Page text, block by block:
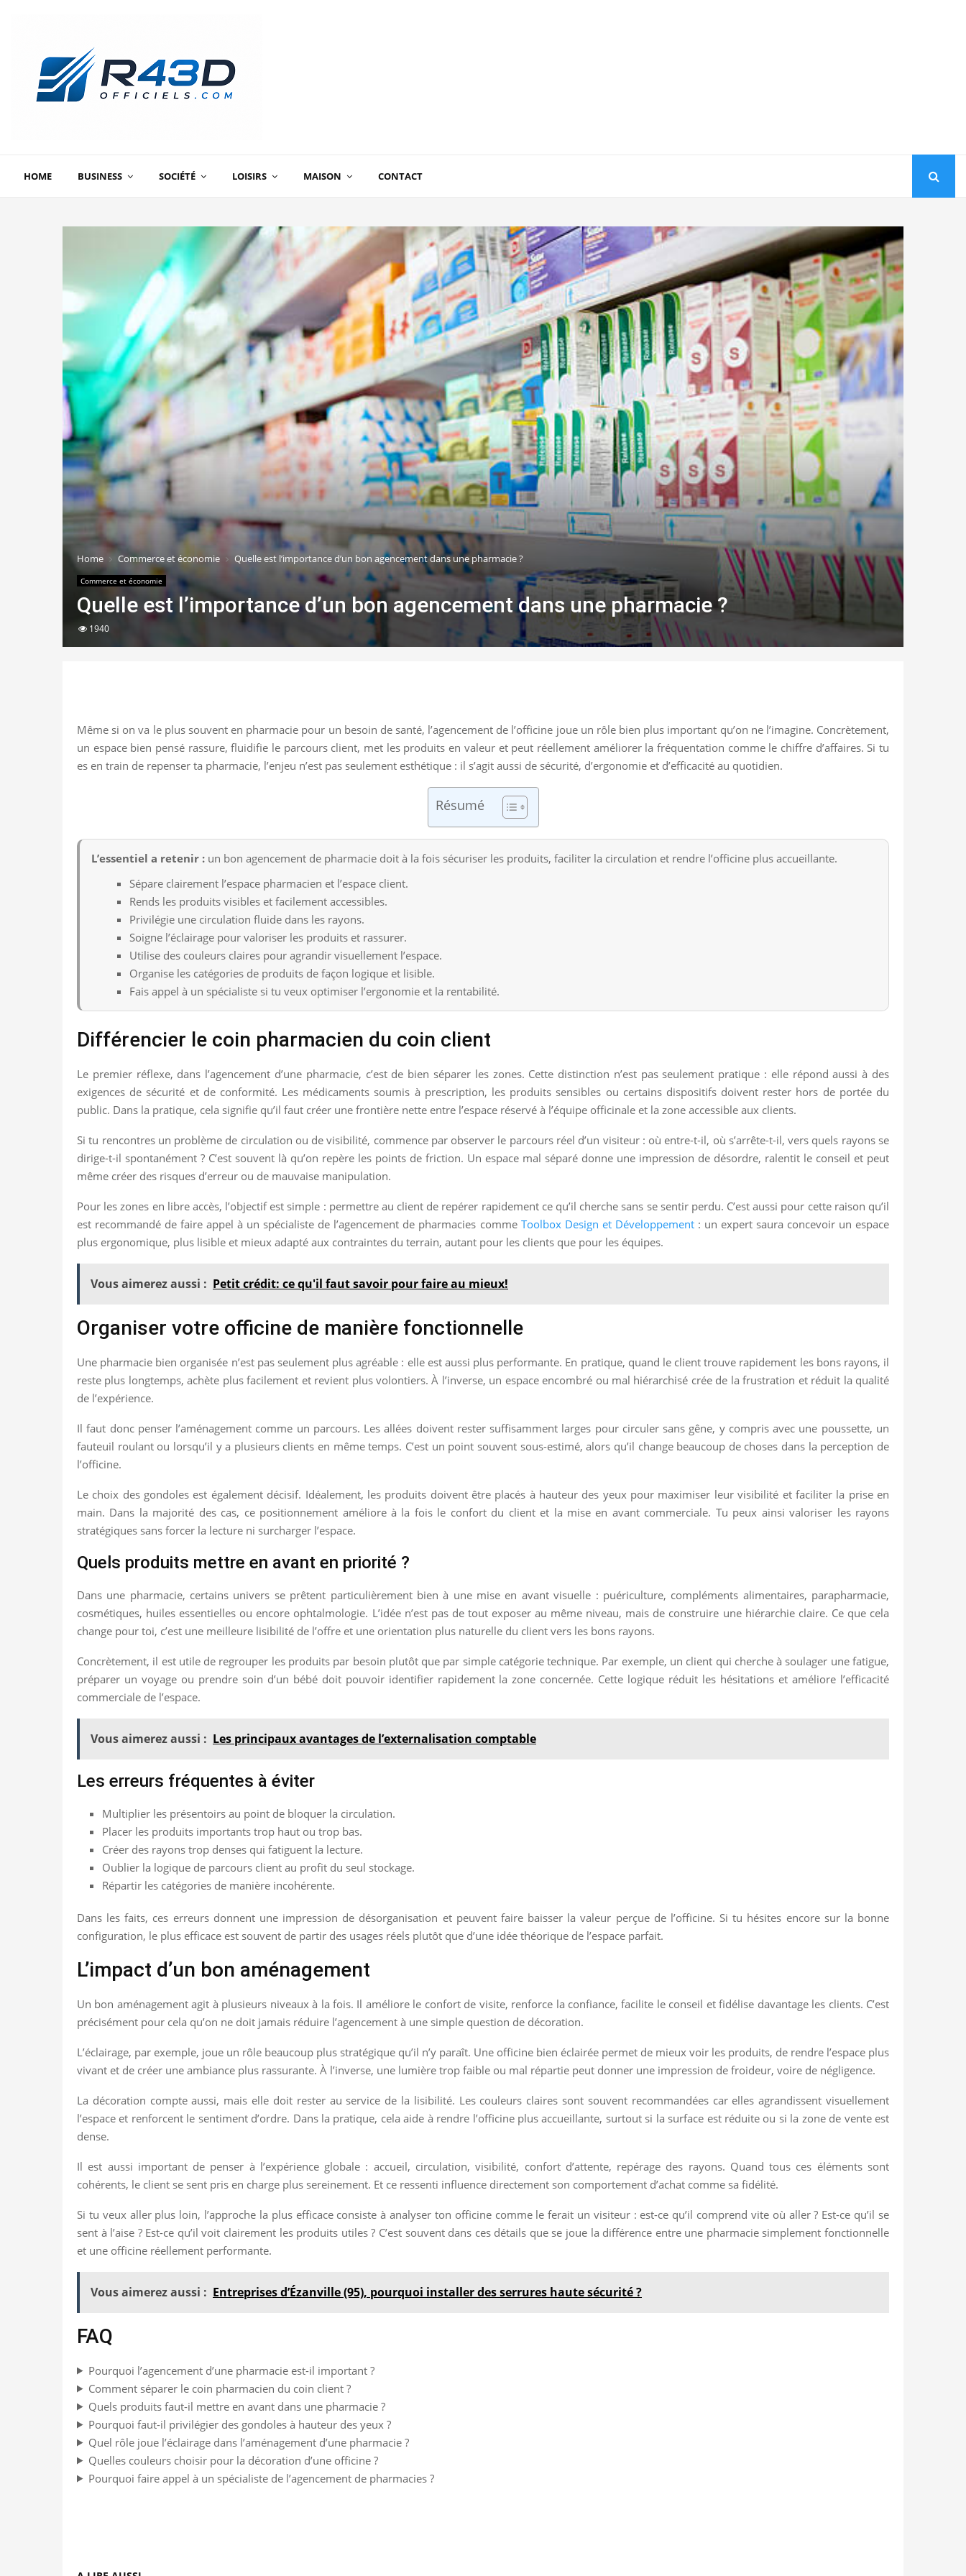
HOME BUSINESS SOCIÉTÉ LOISIRS MAISON CONTACT
Home Commerce et économie Quelle est l’importance d’un bon agencement dans une pharmacie ?
Commerce et économie
Quelle est l’importance d’un bon agencement dans une pharmacie ?
1940
Même si on va le plus souvent en pharmacie pour un besoin de santé, l’agencement de l’officine joue un rôle bien plus important qu’on ne l’imagine. Concrètement,
un espace bien pensé rassure, fluidifie le parcours client, met les produits en valeur et peut réellement améliorer la fréquentation comme le chiffre d’affaires. Si tu
es en train de repenser ta pharmacie, l’enjeu n’est pas seulement esthétique : il s’agit aussi de sécurité, d’ergonomie et d’efficacité au quotidien.
Résumé
L’essentiel a retenir : un bon agencement de pharmacie doit à la fois sécuriser les produits, faciliter la circulation et rendre l’officine plus accueillante.
Sépare clairement l’espace pharmacien et l’espace client.
Rends les produits visibles et facilement accessibles.
Privilégie une circulation fluide dans les rayons.
Soigne l’éclairage pour valoriser les produits et rassurer.
Utilise des couleurs claires pour agrandir visuellement l’espace.
Organise les catégories de produits de façon logique et lisible.
Fais appel à un spécialiste si tu veux optimiser l’ergonomie et la rentabilité.
Différencier le coin pharmacien du coin client
Le premier réflexe, dans l’agencement d’une pharmacie, c’est de bien séparer les zones. Cette distinction n’est pas seulement pratique : elle répond aussi à des
exigences de sécurité et de conformité. Les médicaments soumis à prescription, les produits sensibles ou certains dispositifs doivent rester hors de portée du
public. Dans la pratique, cela signifie qu’il faut créer une frontière nette entre l’espace réservé à l’équipe officinale et la zone accessible aux clients.
Si tu rencontres un problème de circulation ou de visibilité, commence par observer le parcours réel d’un visiteur : où entre-t-il, où s’arrête-t-il, vers quels rayons se
dirige-t-il spontanément ? C’est souvent là qu’on repère les points de friction. Un espace mal séparé donne une impression de désordre, ralentit le conseil et peut
même créer des risques d’erreur ou de mauvaise manipulation.
Pour les zones en libre accès, l’objectif est simple : permettre au client de repérer rapidement ce qu’il cherche sans se sentir perdu. C’est aussi pour cette raison qu’il
est recommandé de faire appel à un spécialiste de l’agencement de pharmacies comme Toolbox Design et Développement: un expert saura concevoir un espace
plus ergonomique, plus lisible et mieux adapté aux contraintes du terrain, autant pour les clients que pour les équipes.
Vous aimerez aussi : Petit crédit: ce qu'il faut savoir pour faire au mieux!
Organiser votre officine de manière fonctionnelle
Une pharmacie bien organisée n’est pas seulement plus agréable : elle est aussi plus performante. En pratique, quand le client trouve rapidement les bons rayons, il
reste plus longtemps, achète plus facilement et revient plus volontiers. À l’inverse, un espace encombré ou mal hiérarchisé crée de la frustration et réduit la qualité
de l’expérience.
Il faut donc penser l’aménagement comme un parcours. Les allées doivent rester suffisamment larges pour circuler sans gêne, y compris avec une poussette, un
fauteuil roulant ou lorsqu’il y a plusieurs clients en même temps. C’est un point souvent sous-estimé, alors qu’il change beaucoup de choses dans la perception de
l’officine.
Le choix des gondoles est également décisif. Idéalement, les produits doivent être placés à hauteur des yeux pour maximiser leur visibilité et faciliter la prise en
main. Dans la majorité des cas, ce positionnement améliore à la fois le confort du client et la mise en avant commerciale. Tu peux ainsi valoriser les rayons
stratégiques sans forcer la lecture ni surcharger l’espace.
Quels produits mettre en avant en priorité ?
Dans une pharmacie, certains univers se prêtent particulièrement bien à une mise en avant visuelle : puériculture, compléments alimentaires, parapharmacie,
cosmétiques, huiles essentielles ou encore ophtalmologie. L’idée n’est pas de tout exposer au même niveau, mais de construire une hiérarchie claire. Ce que cela
change pour toi, c’est une meilleure lisibilité de l’offre et une orientation plus naturelle du client vers les bons rayons.
Concrètement, il est utile de regrouper les produits par besoin plutôt que par simple catégorie technique. Par exemple, un client qui cherche à soulager une fatigue,
préparer un voyage ou prendre soin d’un bébé doit pouvoir identifier rapidement la zone concernée. Cette logique réduit les hésitations et améliore l’efficacité
commerciale de l’espace.
Vous aimerez aussi : Les principaux avantages de l’externalisation comptable
Les erreurs fréquentes à éviter
Multiplier les présentoirs au point de bloquer la circulation.
Placer les produits importants trop haut ou trop bas.
Créer des rayons trop denses qui fatiguent la lecture.
Oublier la logique de parcours client au profit du seul stockage.
Répartir les catégories de manière incohérente.
Dans les faits, ces erreurs donnent une impression de désorganisation et peuvent faire baisser la valeur perçue de l’officine. Si tu hésites encore sur la bonne
configuration, le plus efficace est souvent de partir des usages réels plutôt que d’une idée théorique de l’espace parfait.
L’impact d’un bon aménagement
Un bon aménagement agit à plusieurs niveaux à la fois. Il améliore le confort de visite, renforce la confiance, facilite le conseil et fidélise davantage les clients. C’est
précisément pour cela qu’on ne doit jamais réduire l’agencement à une simple question de décoration.
L’éclairage, par exemple, joue un rôle beaucoup plus stratégique qu’il n’y paraît. Une officine bien éclairée permet de mieux voir les produits, de rendre l’espace plus
vivant et de créer une ambiance plus rassurante. À l’inverse, une lumière trop faible ou mal répartie peut donner une impression de froideur, voire de négligence.
La décoration compte aussi, mais elle doit rester au service de la lisibilité. Les couleurs claires sont souvent recommandées car elles agrandissent visuellement
l’espace et renforcent le sentiment d’ordre. Dans la pratique, cela aide à rendre l’officine plus accueillante, surtout si la surface est réduite ou si la zone de vente est
dense.
Il est aussi important de penser à l’expérience globale : accueil, circulation, visibilité, confort d’attente, repérage des rayons. Quand tous ces éléments sont
cohérents, le client se sent pris en charge plus sereinement. Et ce ressenti influence directement son comportement d’achat comme sa fidélité.
Si tu veux aller plus loin, l’approche la plus efficace consiste à analyser ton officine comme le ferait un visiteur : est-ce qu’il comprend vite où aller ? Est-ce qu’il se
sent à l’aise ? Est-ce qu’il voit clairement les produits utiles ? C’est souvent dans ces détails que se joue la différence entre une pharmacie simplement fonctionnelle
et une officine réellement performante.
Vous aimerez aussi : Entreprises d’Ézanville (95), pourquoi installer des serrures haute sécurité ?
FAQ
Pourquoi l’agencement d’une pharmacie est-il important ?
Comment séparer le coin pharmacien du coin client ?
Quels produits faut-il mettre en avant dans une pharmacie ?
Pourquoi faut-il privilégier des gondoles à hauteur des yeux ?
Quel rôle joue l’éclairage dans l’aménagement d’une pharmacie ?
Quelles couleurs choisir pour la décoration d’une officine ?
Pourquoi faire appel à un spécialiste de l’agencement de pharmacies ?